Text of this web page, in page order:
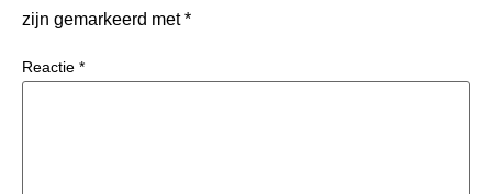
zijn gemarkeerd met*
Reactie *